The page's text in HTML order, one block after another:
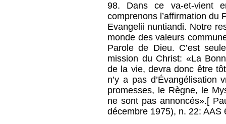
98. Dans ce va-et-vient
comprenons l’affirmation du
Evangelii nuntiandi. Notre
monde des valeurs
Parole de Dieu. C’est
mission du Christ: «La
de la vie, devra donc être
n’y a pas d’Évangélisation
promesses, le Règne, le
ne sont pas annoncés».[
décembre 1975), n. 22: AAS